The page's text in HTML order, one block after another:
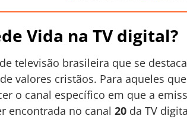
Vida na TV digital?
televisão brasileira que se
valores cristãos. Para aqueles
o canal específico em que a
encontrada no canal 20 da TV